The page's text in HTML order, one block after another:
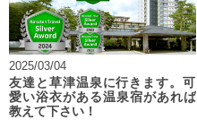
2025/03/04
友達と草津温泉に行きます。可
愛い浴衣がある温泉宿があれば
教えて下さい！